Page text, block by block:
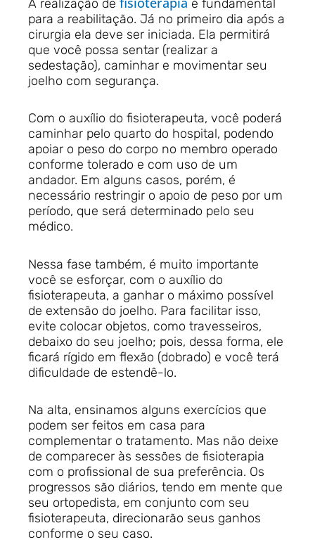
A realização de
é fundamental
para a reabilitação. Já no primeiro dia após a
cirurgia ela deve ser iniciada. Ela permitirá
que você possa sentar (realizar a
sedestação), caminhar e movimentar seu
joelho com segurança.
Com o auxílio do fisioterapeuta, você poderá
caminhar pelo quarto do hospital, podendo
apoiar o peso do corpo no membro operado
conforme tolerado e com uso de um
andador. Em alguns casos, porém, é
necessário restringir o apoio de peso por um
período, que será determinado pelo seu
médico.
Nessa fase também, é muito importante
você se esforçar, com o auxílio do
fisioterapeuta, a ganhar o máximo possível
de extensão do joelho. Para facilitar isso,
evite colocar objetos, como travesseiros,
debaixo do seu joelho; pois, dessa forma, ele
ficará rígido em flexão (dobrado) e você terá
dificuldade de estendê-lo.
Na alta, ensinamos alguns exercícios que
podem ser feitos em casa para
complementar o tratamento. Mas não deixe
de comparecer às sessões de fisioterapia
com o profissional de sua preferência. Os
progressos são diários, tendo em mente que
seu ortopedista, em conjunto com seu
fisioterapeuta, direcionarão seus ganhos
conforme o seu caso.